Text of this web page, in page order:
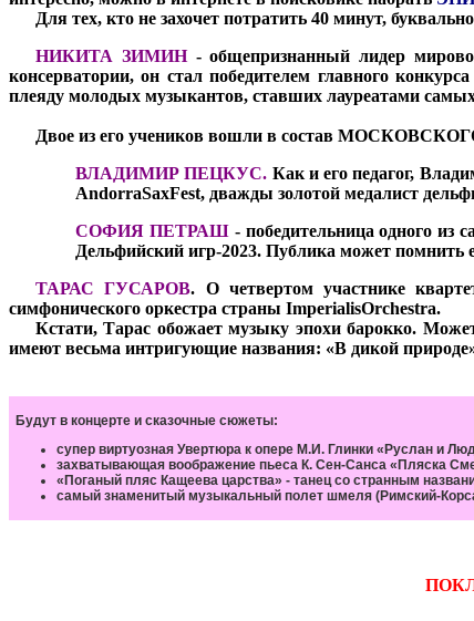
Для тех, кто не захочет потратить 40 минут,
НИКИТА ЗИМИН- общепризнанный лидер
консерватории, он стал победителем главного
плеяду молодых музыкантов, ставших лауреатами
Двое из его учеников вошли в состав
ВЛАДИМИР ПЕЦКУС. Как и его педагог,
AndorraSaxFest, дважды золотой медалист
СОФИЯ ПЕТРАШ- победительница одного из
Дельфийский игр-2023. Публика может помнить
ТАРАС ГУСАРОВ. О четвертом участнике
симфонического оркестра страны ImperialisOrchestra.
Кстати, Тарас обожает музыку эпохи барокко.
имеют весьма интригующие названия: «В дикой
Будут в концерте и сказочные сюжеты:
супер виртуозная Увертюра к опере М.И. Глинки «Руслан и
захватывающая воображение пьеса К. Сен-Санса «Пляска
«Поганый пляс Кащеева царства» - танец со странным
самый знаменитый музыкальный полет шмеля (Римский-